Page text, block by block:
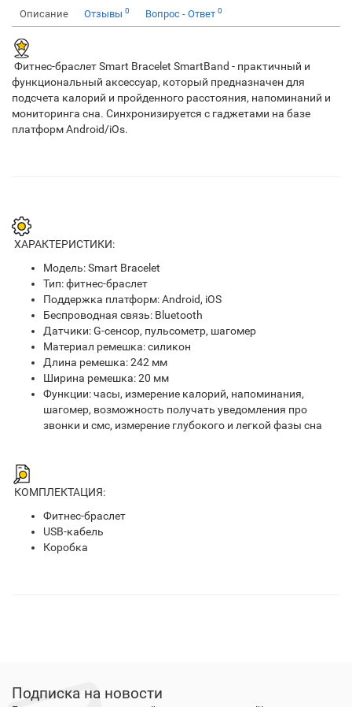
Описание Отзывы 0 Вопрос - Ответ 0
Фитнес-браслет Smart Bracelet SmartBand - практичный и
функциональный аксессуар, который предназначен для
подсчета калорий и пройденного расстояния, напоминаний и
мониторинга сна. Синхронизируется с гаджетами на базе
платформ Android/iOs.
ХАРАКТЕРИСТИКИ:
Модель: Smart Bracelet
Тип: фитнес-браслет
Поддержка платформ: Android, iOS
Беспроводная связь: Bluetooth
Датчики: G-сенсор, пульсометр, шагомер
Материал ремешка: силикон
Длина ремешка: 242 мм
Ширина ремешка: 20 мм
Функции: часы, измерение калорий, напоминания,
шагомер, возможность получать уведомления про
звонки и смс, измерение глубокого и легкой фазы сна
КОМПЛЕКТАЦИЯ:
Фитнес-браслет
USB-кабель
Коробка
Подписка на новости